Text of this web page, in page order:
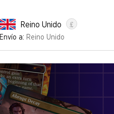
Reino Unido £
Envío a: Reino Unido